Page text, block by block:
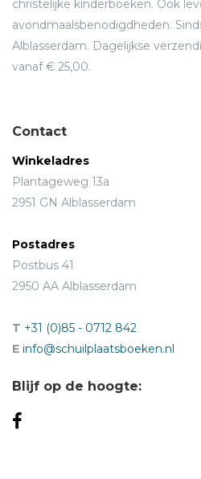
christelijke kinderboeken. Ook
avondmaalsbenodigdheden.
Alblasserdam. Dagelijkse
vanaf € 25,00.
Contact
Winkeladres
Plantageweg 13a
2951 GN Alblasserdam
Postadres
Postbus 41
2950 AA Alblasserdam
T +31 (0)85 - 0712 842
E info@schuilplaatsboeken.nl
Blijf op de hoogte: